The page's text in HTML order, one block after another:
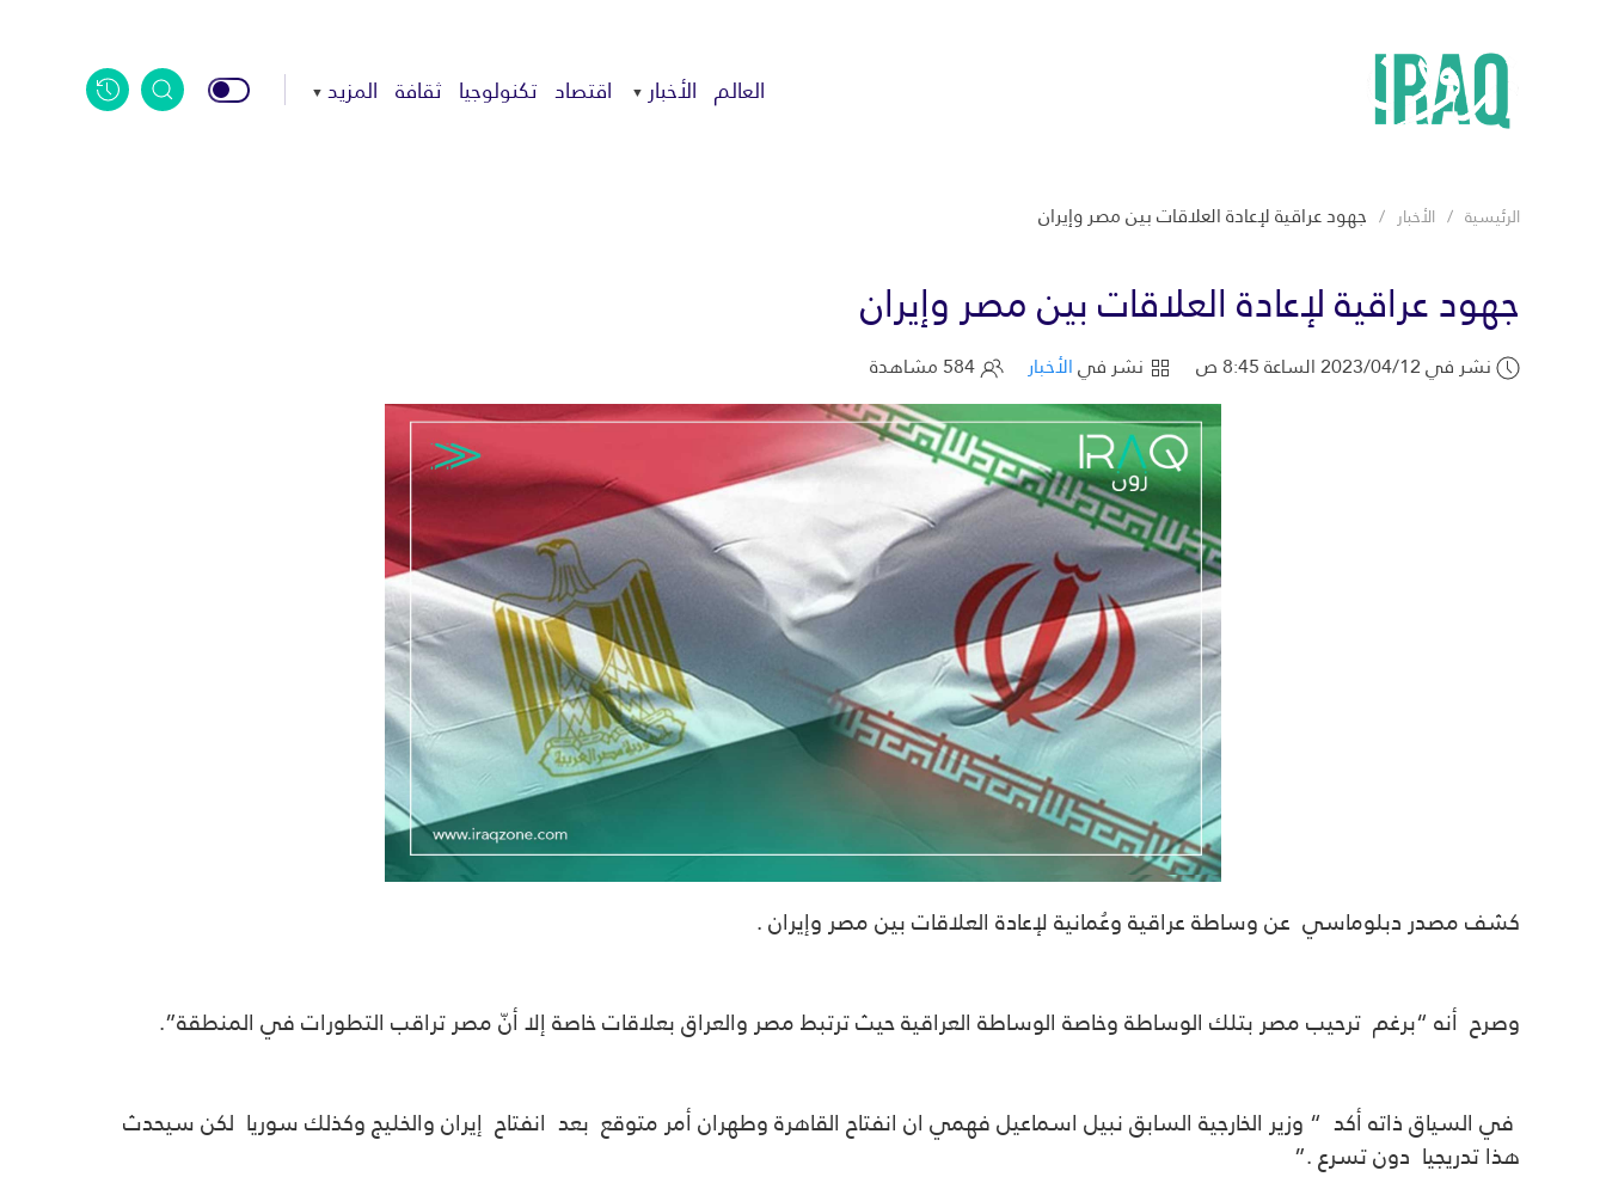
العالم الأخبار اقتصاد تكنولوجيا ثقافة المزيد
الرئيسية الأخبار جهود عراقية لإعادة العلاقات بين مصر وإيران
جهود عراقية لإعادة العلاقات بين مصر وإيران
نشر في 2023/04/12 الساعة 8:45 ص نشر فيالأخبار
كشف مصدر دبلوماسي عن وساطة عراقية وعُمانية لإعادة العلاقات بين مصر وإيران .
وصرح أنه “برغم ترحيب مصر بتلك الوساطة وخاصة الوساطة العراقية حيث ترتبط مصر والعراق بعلاقات خاصة إلا أنّ مصر تراقب التطورات في المنطقة”.
في السياق ذاته أكد “ وزير الخارجية السابق نبيل اسماعيل فهمي ان انفتاح القاهرة وطهران أمر متوقع بعد انفتاح إيران والخليج وكذلك سوريا لكن سيحدث
هذا تدريجيا دون تسرع .”